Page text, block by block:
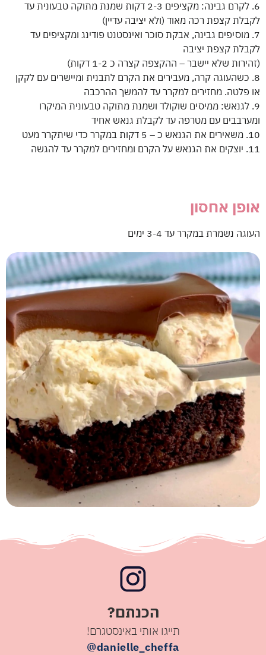
6. ⁠לקרם גבינה: מקציפים 2-3 דקות שמנת מתוקה טבעונית עד
לקבלת קצפת רכה מאוד (ולא יציבה עדיין)
7. ⁠מוסיפים גבינה, אבקת סוכר ואינסטנט פודינג ומקציפים עד
לקבלת קצפת יציבה
(זהירות שלא יישבר – ההקצפה קצרה כ 1-2 דקות)
8. כשהעוגה קרה, מעבירים את הקרם לתבנית ומיישרים עם לקקן
או פלטה. מחזירים למקרר עד להמשך ההרכבה
9. ⁠לגנאש: ממיסים שוקולד ושמנת מתוקה טבעונית המיקרו
ומערבבים עם מטרפה עד לקבלת גנאש אחיד
10. ⁠משאירים את הגנאש כ – 5 דקות במקרר כדי שיתקרר מעט
11. ⁠יוצקים את הגנאש על הקרם ומחזירים למקרר עד להגשה
אופן אחסון
העוגה נשמרת במקרר עד 3-4 ימים
הכנתם?
תייגו אותי באינסטגרם!
danielle_cheffa@